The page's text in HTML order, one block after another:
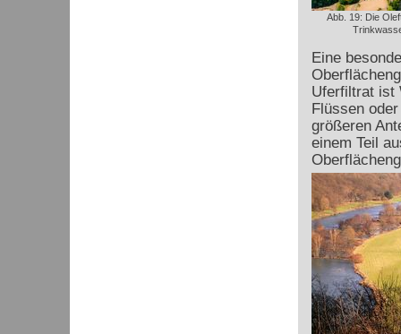
Abb. 19: Die
Eine
Uferfiltrat ist
Flüssen
größeren
einem Teil